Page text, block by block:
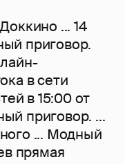
... 14
приговор.
в сети
в 15:00 от
приговор. ...
... Модный
прямая